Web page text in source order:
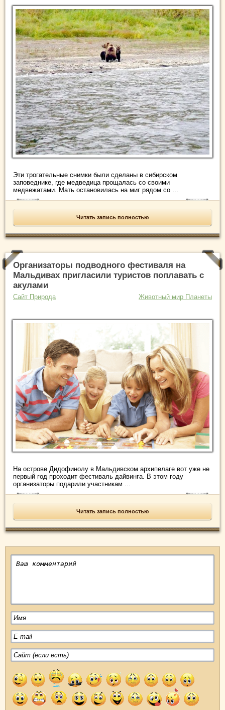
Эти трогательные снимки были сделаны в сибирском
заповеднике, где медведица прощалась со своими
медвежатами. Мать остановилась на миг рядом со ...
Читать запись полностью
Организаторы подводного фестиваля на
Мальдивах пригласили туристов поплавать с
акулами
Сайт Природа Животный мир Планеты
На острове Дидофинолу в Мальдивском архипелаге вот уже не
первый год проходит фестиваль дайвинга. В этом году
организаторы подарили участникам ...
Читать запись полностью